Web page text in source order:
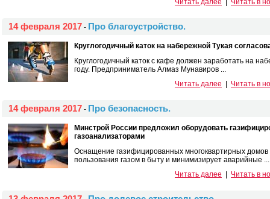
Читать далее
Читать в
14 февраля 2017 - Про благоустройство.
Круглогодичный каток на набережной Тукая
Круглогодичный каток с кафе должен заработать на
году. Предприниматель Алмаз Мунавиров ...
Читать далее
Читать в
14 февраля 2017 - Про безопасность.
Минстрой России предложил оборудовать
газоанализаторами
Оснащение газифицированных многоквартирных домов
пользования газом в быту и минимизирует аварийные ...
Читать далее
Читать в